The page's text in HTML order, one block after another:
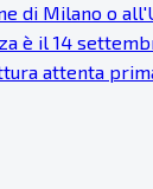
di Milano o
è il 14
attenta